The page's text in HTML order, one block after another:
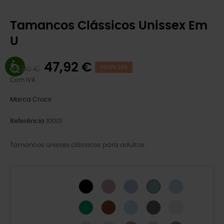
Tamancos Clássicos Unissex Em
U
59,90 € 47,92 € POUPE 20%
Com IVA
Marca Crocs
Referência 10001
Tamancos unissex clássicos para adultos.
BLACK HydrangeaMystic Purple
Pond
Green IvyCognac Blue FrostCinza Ardósia